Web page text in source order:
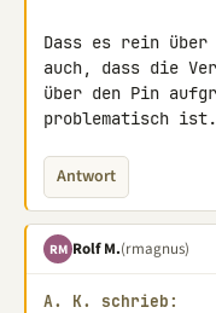
Dass es rein
auch, dass die
über den Pin
problematisch ist.
Antwort
RM Rolf M.(rmagnus)
A. K. schrieb: